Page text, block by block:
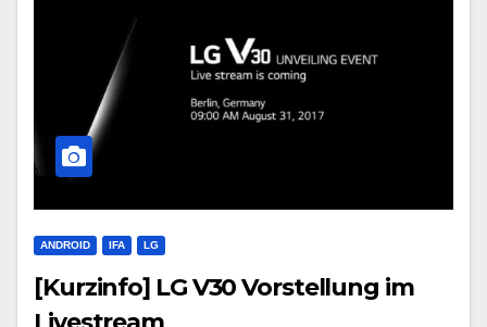
ANDROID IFA LG
[Kurzinfo] LG V30 Vorstellung im